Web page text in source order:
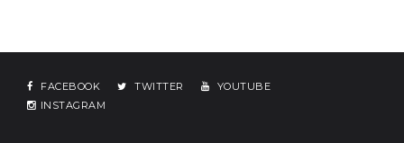
FACEBOOK TWITTER
YOUTUBE
INSTAGRAM